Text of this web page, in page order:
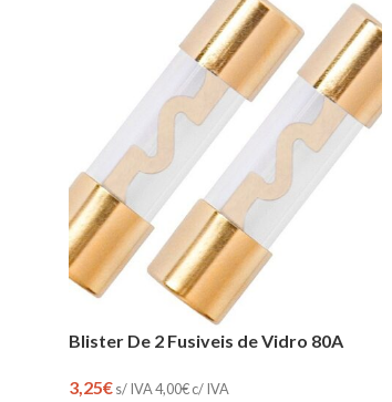
Blister De 2 Fusiveis de Vidro 80A
3,25€s/ IVA4,00€c/ IVA